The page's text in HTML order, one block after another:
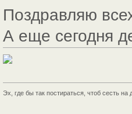
Поздравляю
А еще сегодня
Эх, где бы так постираться, чтоб сесть на